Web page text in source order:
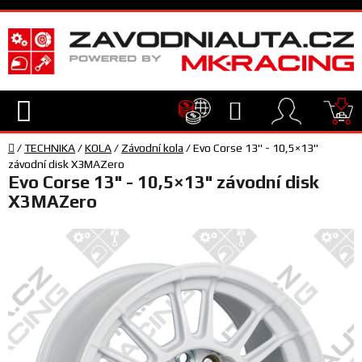
Přejít
na
obsah
Hledat
TECHNIKA
VYBAVENÍ
TÝM
A
SERVIS
Domů
/TECHNIKA/KOLA/ Závodní kola /Evo Corse 13" - 10,5×13"
závodní disk X3MAZero
Evo Corse 13" - 10,5×13" závodní disk
X3MAZero